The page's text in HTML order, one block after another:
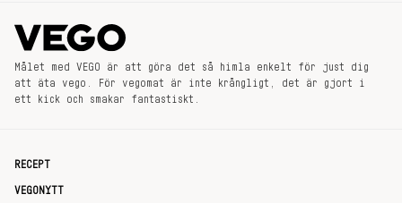
Målet med VEGO är att göra det så himla enkelt för just dig
att äta vego. För vegomat är inte krångligt, det är gjort i
ett kick och smakar fantastiskt.
RECEPT
VEGONYTT